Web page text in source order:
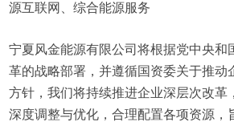
源互联网、综合能源服务
宁夏风金能源有限公司将根据党中央和
革的战略部署，并遵循国资委关于推动
方针，我们将持续推进企业深层次改革
深度调整与优化，合理配置各项资源，